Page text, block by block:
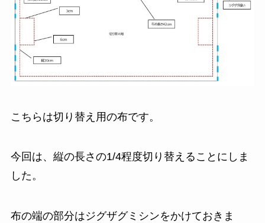
こちらは切り替え用の布です。
今回は、縦の長さの1/4程度切り替えることにしま
した。
布の端の部分はジグザグミシンをかけておきま